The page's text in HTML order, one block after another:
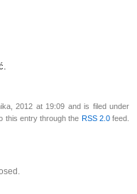
2012 at 19:09 and is filed under
this entry through the RSS 2.0feed.